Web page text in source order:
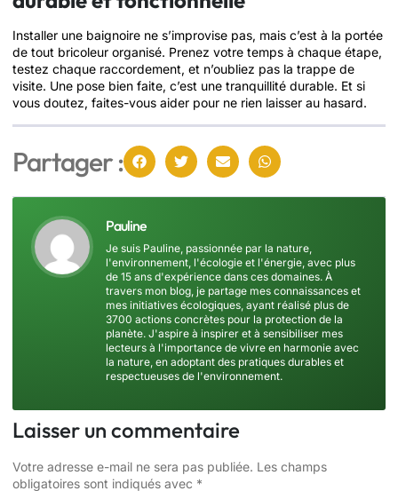
Installer une baignoire ne s’improvise pas, mais c’est à la portée
de tout bricoleur organisé. Prenez votre temps à chaque étape,
testez chaque raccordement, et n’oubliez pas la trappe de
visite. Une pose bien faite, c’est une tranquillité durable. Et si
vous doutez, faites-vous aider pour ne rien laisser au hasard.
Partager :
Pauline
Je suis Pauline, passionnée par la nature,
l'environnement, l'écologie et l'énergie, avec plus
de 15 ans d'expérience dans ces domaines. À
travers mon blog, je partage mes connaissances et
mes initiatives écologiques, ayant réalisé plus de
3700 actions concrètes pour la protection de la
planète. J'aspire à inspirer et à sensibiliser mes
lecteurs à l'importance de vivre en harmonie avec
la nature, en adoptant des pratiques durables et
respectueuses de l'environnement.
Laisser un commentaire
Votre adresse e-mail ne sera pas publiée. Les champs
obligatoires sont indiqués avec *